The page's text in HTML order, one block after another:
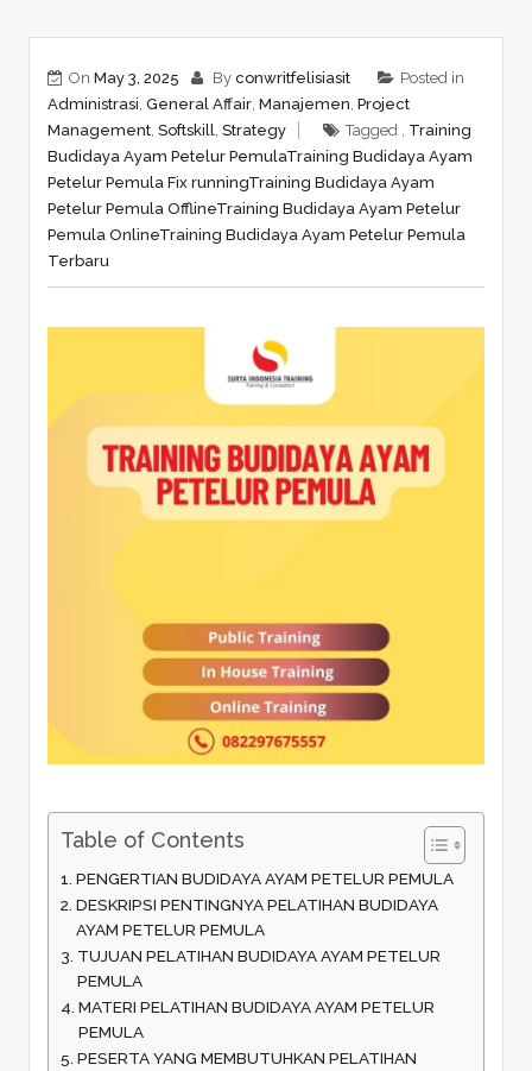
On May 3, 2025 By conwritfelisiasit
Posted in
Administrasi, General Affair, Manajemen, Project
Management, Softskill, Strategy Tagged , Training
Budidaya Ayam Petelur PemulaTraining Budidaya Ayam
Petelur Pemula Fix runningTraining Budidaya Ayam
Petelur Pemula OfflineTraining Budidaya Ayam Petelur
Pemula OnlineTraining Budidaya Ayam Petelur Pemula
Terbaru
Table of Contents
PENGERTIAN BUDIDAYA AYAM PETELUR PEMULA
DESKRIPSI PENTINGNYA PELATIHAN BUDIDAYA
AYAM PETELUR PEMULA
TUJUAN PELATIHAN BUDIDAYA AYAM PETELUR
PEMULA
MATERI PELATIHAN BUDIDAYA AYAM PETELUR
PEMULA
PESERTA YANG MEMBUTUHKAN PELATIHAN